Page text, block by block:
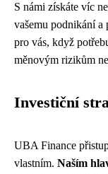
S námi získáte víc
vašemu podnikání a
pro vás, když
měnovým rizikům
Investiční
UBA Finance
vlastním. Naším